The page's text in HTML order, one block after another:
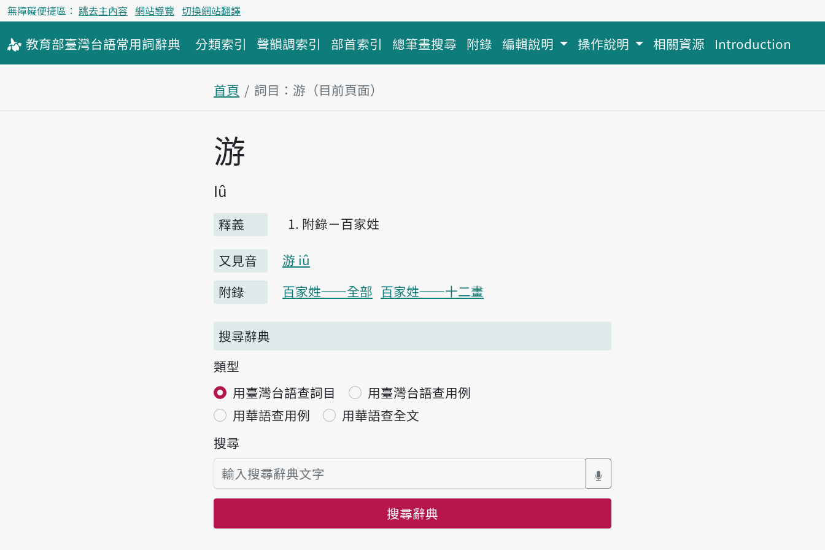
無障礙便捷區： 跳去主內容 網站導覽 切換網站翻譯
教育部臺灣台語常用詞辭典 分類索引 聲韻調索引 部首索引 總筆畫搜尋 附錄 編輯說明 操作說明 相關資源 Introduction
首頁 詞目：游（目前頁面）
主內容區塊
游
Iû
釋義 附錄－百家姓
又見音
游 iû
附錄
百家姓——全部 百家姓——十二畫
搜尋辭典
類型
用臺灣台語查詞目
用臺灣台語查用例
用華語查用例
用華語查全文
搜尋
搜尋辭典